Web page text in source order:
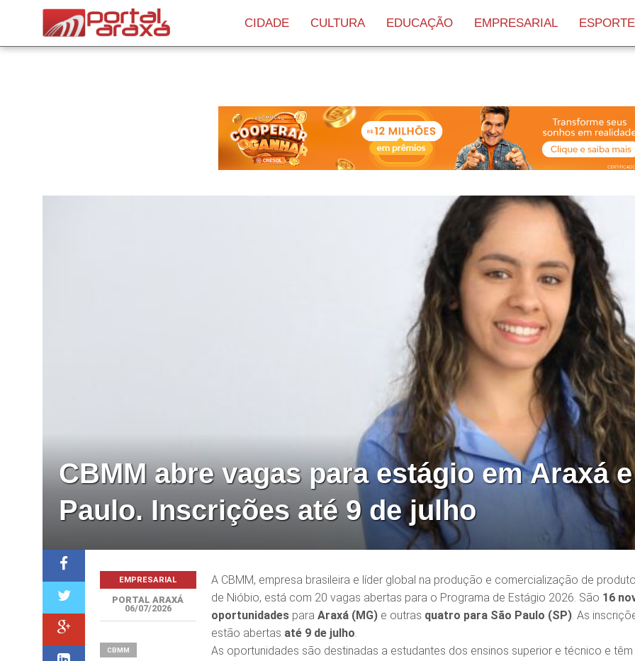
CIDADE CULTURA EDUCAÇÃO EMPRESARIAL ESPORTE
CBMM abre vagas para estágio em Araxá
Paulo. Inscrições até 9 de julho
A CBMM, empresa brasileira e líder global na produção e comercialização de
de Nióbio, está com 20 vagas abertas para o Programa de Estágio 2026. São 16
oportunidades para Araxá (MG) e outras quatro para São Paulo (SP). As
estão abertas até 9 de julho.
As oportunidades são destinadas a estudantes dos ensinos superior e técnico e têm
EMPRESARIAL
PORTAL ARAXÁ
06/07/2026
CBMM